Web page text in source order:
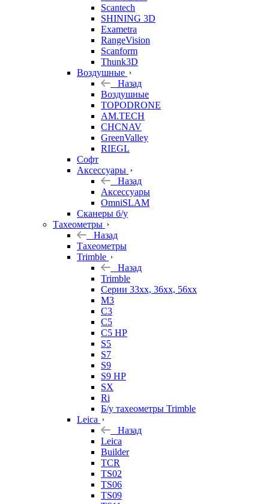
Scantech
SHINING 3D
Exametra
RangeVision
Scanform
Thunk3D
Воздушные
Назад
Воздушные
TOPODRONE
AM.TECH
CHCNAV
GreenValley
RIEGL
Софт
Аксессуары
Назад
Аксессуары
OmniSLAM
Сканеры б/у
Тахеометры
Назад
Тахеометры
Trimble
Назад
Trimble
Серии 33xx, 36xx, 56xx
M3
C3
C5
C5 HP
S5
S7
S9
S9 HP
SX
Ri
Б/у тахеометры Trimble
Leica
Назад
Leica
Builder
TCR
TS02
TS06
TS09